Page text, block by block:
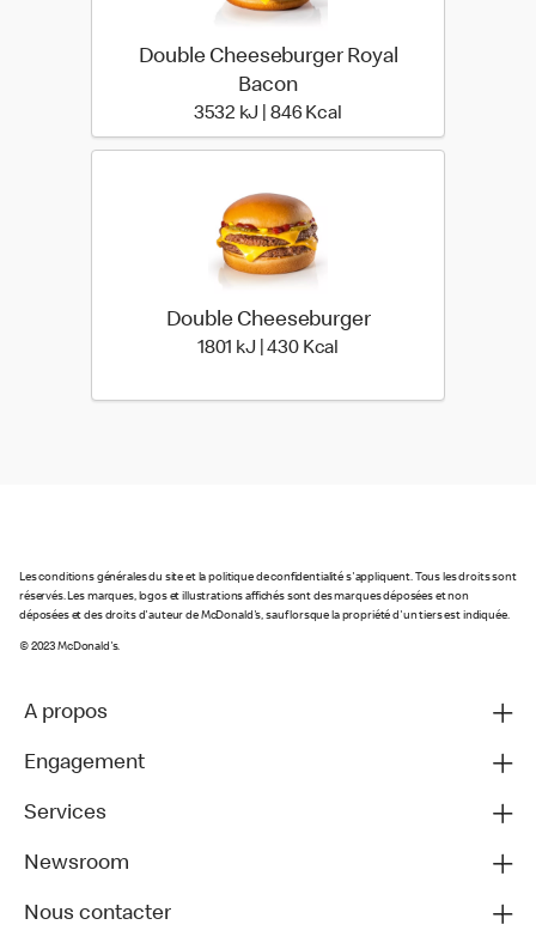
Double Cheeseburger Royal
Bacon
3532 kJ | 846 Kcal
Double Cheeseburger
1801 kJ | 430 Kcal
Les conditions générales du site et la politique de confidentialité s'appliquent. Tous les droits sont
réservés. Les marques, logos et illustrations affichés sont des marques déposées et non
déposées et des droits d'auteur de McDonald's, sauf lorsque la propriété d'un tiers est indiquée.
© 2023 McDonald's.
A propos
Engagement
Services
Newsroom
Nous contacter